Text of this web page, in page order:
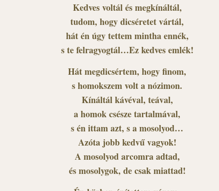
Kedves voltál és megkínáltál,
tudom, hogy dicséretet vártál,
hát én úgy tettem mintha ennék,
s te felragyogtál…Ez kedves emlék!
Hát megdicsértem, hogy finom,
s homokszem volt a nózimon.
Kínáltál kávéval, teával,
a homok csésze tartalmával,
s én ittam azt, s a mosolyod…
Azóta jobb kedvű vagyok!
A mosolyod arcomra adtad,
és mosolygok, de csak miattad!